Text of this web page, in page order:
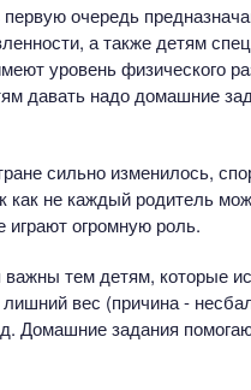
очередь
а также детям
уровень физического
давать надо домашние
сильно изменилось,
как не каждый родитель
играют огромную роль.
тем детям, которые
вес (причина -
Домашние задания